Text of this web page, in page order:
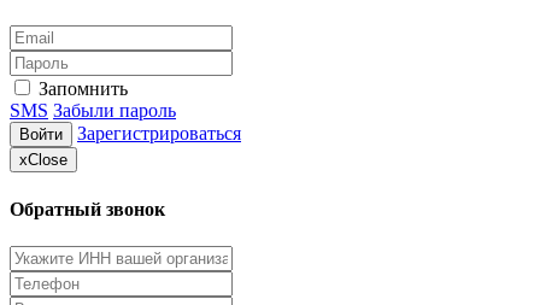
Запомнить
SMS Забыли пароль
Войти Зарегистрироваться
xClose
Обратный звонок